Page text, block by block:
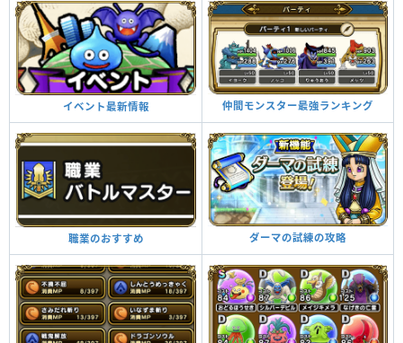
イベント最新情報 仲間モンスター最強ランキング
職業のおすすめ ダーマの試練の攻略